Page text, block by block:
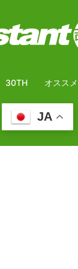
30TH オススメ
JA